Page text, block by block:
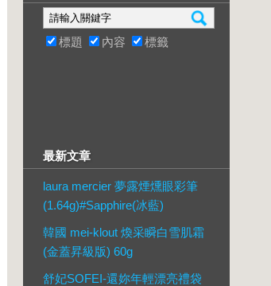
標題 內容 標籤
最新文章
laura mercier 夢露煙燻眼彩筆
(1.64g)#Sapphire(冰藍)
韓國 mei-klout 煥采瞬白雪肌霜
(金蓋昇級版) 60g
舒妃SOFEI-還妳年輕漂亮禮袋